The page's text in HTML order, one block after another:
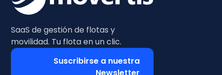
SaaS de gestión de flotas y
movilidad. Tu flota en un clic.
Suscribirse a nuestra
Newsletter